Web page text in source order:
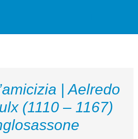
| Aelredo
(1110 – 1167)